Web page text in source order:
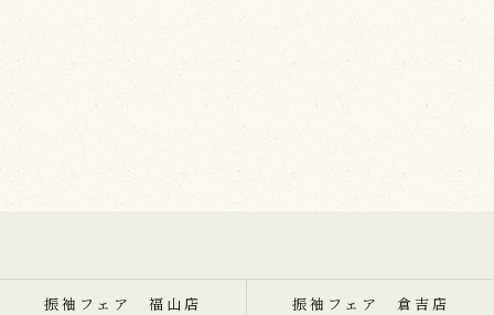
振袖フェア 福山店 振袖フェア 倉吉店